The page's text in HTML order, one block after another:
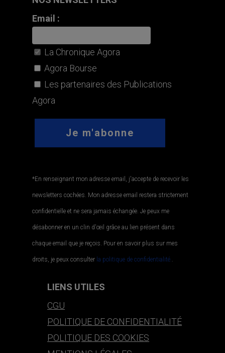
Email :
La Chronique Agora
Agora Bourse
Les partenaires des Publications
Agora
*En renseignant mon adresse email, j'accepte de recevoir les
newsletters cochées. Mon adresse email restera strictement
confidentielle et ne sera jamais échangée. Je peux me
désabonner en un clin d'œil grâce au lien présent dans
chaque email que je reçois. Pour en savoir plus sur mes
droits, je peux consulter la politique de confidentialité..
LIENS UTILES
CGU
POLITIQUE DE CONFIDENTIALITÉ
POLITIQUE DES COOKIES